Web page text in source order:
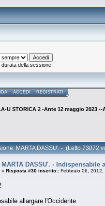
della sessione
ACCEDI REGISTRATI
U STORICA 2 -Ante 12 maggio 2023 --
MARTA DASSU'. - (Letto 73072
MARTA DASSU'. - Indispensabile
« Risposta #30 inserito:: Febbraio 06, 2012,
allargare l'Occidente